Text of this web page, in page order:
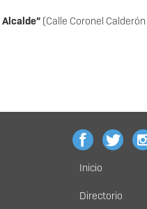
(Calle Coronel
Menú
principal
Inicio
Directorio